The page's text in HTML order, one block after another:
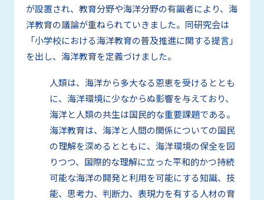
が設置され、教育分野や海洋分野の有識者により、海
洋教育の議論が重ねられていきました。同研究会は
「小学校における海洋教育の普及推進に関する提言」
を出し、海洋教育を定義づけました。
人類は、海洋から多大なる恩恵を受けるととも
に、海洋環境に少なからぬ影響を与えており、
海洋と人類の共生は国民的な重要課題である。
海洋教育は、海洋と人間の関係についての国民
の理解を深めるとともに、海洋環境の保全を図
りつつ、国際的な理解に立った平和的かつ持続
可能な海洋の開発と利用を可能にする知識、技
能、思考力、判断力、表現力を有する人材の育